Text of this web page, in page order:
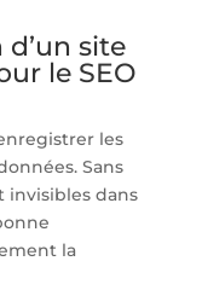
site
le SEO
les
Sans
invisibles dans
la